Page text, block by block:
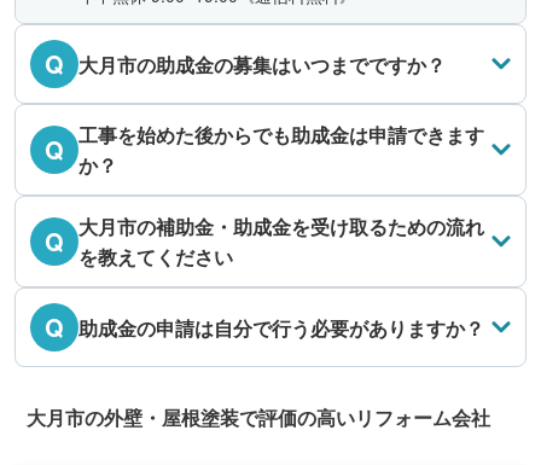
Q 大月市の助成金の募集はいつまでですか？
Q 工事を始めた後からでも助成金は申請できます
か？
Q
大月市の補助金・助成金を受け取るための流れ
を教えてください
Q 助成金の申請は自分で行う必要がありますか？
大月市の外壁・屋根塗装で評価の高いリフォーム会社